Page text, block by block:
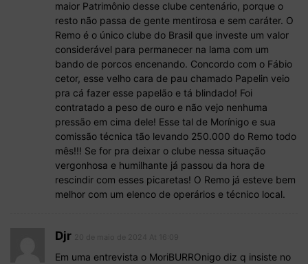
maior Patrimônio desse clube centenário, porque o
resto não passa de gente mentirosa e sem caráter. O
Remo é o único clube do Brasil que investe um valor
considerável para permanecer na lama com um
bando de porcos encenando. Concordo com o Fábio
cetor, esse velho cara de pau chamado Papelin veio
pra cá fazer esse papelão e tá blindado! Foi
contratado a peso de ouro e não vejo nenhuma
pressão em cima dele! Esse tal de Morínigo e sua
comissão técnica tão levando 250.000 do Remo todo
mês!!! Se for pra deixar o clube nessa situação
vergonhosa e humilhante já passou da hora de
rescindir com esses picaretas! O Remo já esteve bem
melhor com um elenco de operários e técnico local.
Djr
Em uma entrevista o MoriBURROnigo diz q insiste no